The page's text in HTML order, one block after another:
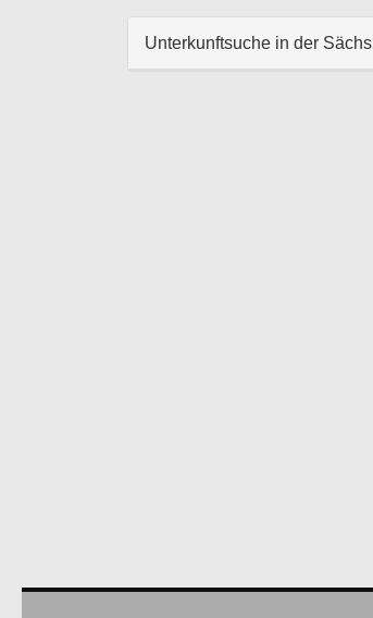
Unterkunftsuche in der